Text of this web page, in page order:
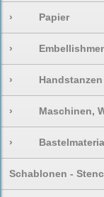
› Papier
›
› Handstanzen
› Maschinen,
›
Schablonen -